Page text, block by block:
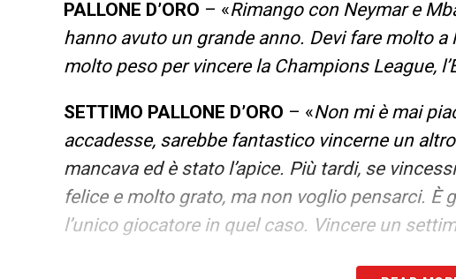
PALLONE D’ORO – «Rimango con Neymar e
hanno avuto un grande anno. Devi fare molto
molto peso per vincere la Champions League,
SETTIMO PALLONE D’ORO – «Non mi è mai
accadesse, sarebbe fantastico vincerne un
mancava ed è stato l’apice. Più tardi, se
felice e molto grato, ma non voglio pensarci. È
l’unico giocatore in quel caso. Vincere un
Ero appena arrivato.